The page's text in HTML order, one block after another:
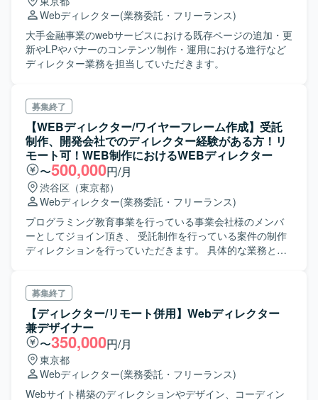
Webディレクター(業務委託・フリーランス)
大手金融事業のwebサービスにおける既存ページの追加・更
新やLPやバナーのコンテンツ制作・運用における進行など
ディレクター業務を担当していただきます。
募集終了
【WEBディレクター/ワイヤーフレーム作成】受託
制作、開発会社でのディレクター経験がある方！リ
モート可！WEB制作におけるWEBディレクター
〜500,000円/月
渋谷区（東京都）
Webディレクター(業務委託・フリーランス)
プログラミング教育事業を行っている事業会社様のメンバ
ーとしてジョイン頂き、 受託制作を行っている案件の制作
ディレクションを行っていただきます。 具体的な業務とし
ーフレーム作成 を中心に行っていただきます。
募集終了
【ディレクター/リモート併用】Webディレクター
兼デザイナー
〜350,000円/月
東京都
Webディレクター(業務委託・フリーランス)
Webサイト構築のディレクションやデザイン、コーディン